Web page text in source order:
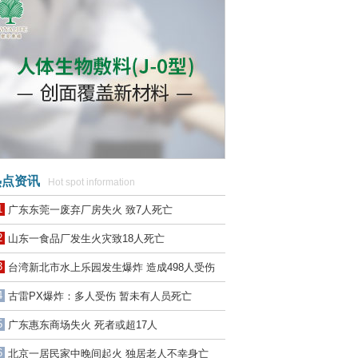
资讯 Hot spot information
广东东莞一废弃厂房失火 致7人死亡
山东一食品厂发生火灾致18人死亡
台湾新北市水上乐园发生爆炸 造成498人受伤
古雷PX爆炸：多人受伤 暂未有人员死亡
广东惠东商场失火 死者或超17人
北京一居民家中晚间起火 独居老人不幸身亡